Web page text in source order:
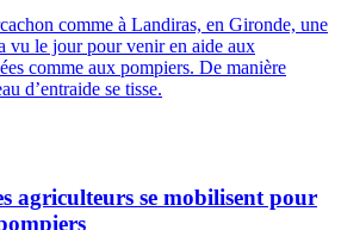
comme à Landiras, en Gironde, une
vu le jour pour venir en aide aux
comme aux pompiers. De manière
d’entraide se tisse.
agriculteurs se mobilisent pour